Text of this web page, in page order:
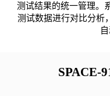
测试结果的统一管理。
测试数据进行对比分析
SPACE-